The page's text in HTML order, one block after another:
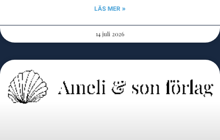
LÄS MER »
14 juli 2026